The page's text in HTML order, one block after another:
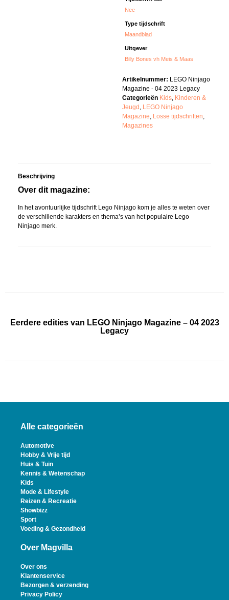
Nee
Type tijdschrift
Maandblad
Uitgever
Billy Bones vh Meis & Maas
Artikelnummer: LEGO Ninjago
Magazine - 04 2023 Legacy
Categorieën Kids, Kinderen &
Jeugd , LEGO Ninjago
Magazine, Losse tijdschriften,
Magazines
Beschrijving
Over dit magazine:
In het avontuurlijke tijdschrift Lego Ninjago kom je alles te weten over
de verschillende karakters en thema’s van het populaire Lego
Ninjago merk.
Eerdere edities van LEGO Ninjago Magazine – 04 2023
Legacy
Alle categorieën
Automotive
Hobby & Vrije tijd
Huis & Tuin
Kennis & Wetenschap
Kids
Mode & Lifestyle
Reizen & Recreatie
Showbizz
Sport
Voeding & Gezondheid
Over Magvilla
Over ons
Klantenservice
Bezorgen & verzending
Privacy Policy